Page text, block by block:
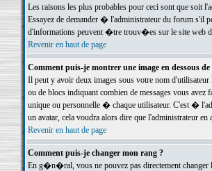
Les raisons les plus probables pour ceci sont que soit
Essayez de demander � l'administrateur du forum s'il
d'informations peuvent �tre trouv�es sur le site web
Revenir en haut de page
Comment puis-je montrer une image en dessous
Il peut y avoir deux images sous votre nom
ou de blocs indiquant combien de messages vous
unique ou personnelle � chaque utilisateur. C'est �
un avatar, cela voudra alors dire que l'administrateur
Revenir en haut de page
Comment puis-je changer mon rang ?
En g�n�ral, vous ne pouvez pas directement changer